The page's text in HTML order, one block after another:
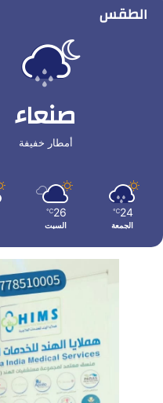
الطقس
صنعاء
أمطار خفيفة
24
℃
الجمعة
26
℃
السبت